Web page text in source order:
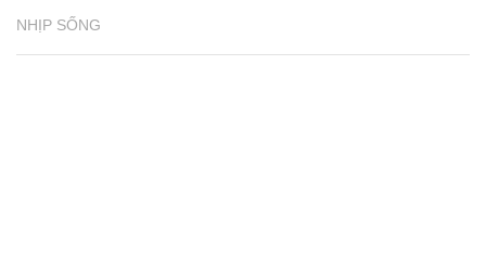
NHỊP SỐNG